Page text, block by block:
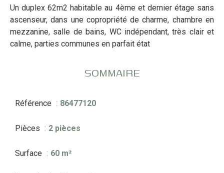
Un duplex 62m2 habitable au 4ème et dernier étage sans
ascenseur, dans une copropriété de charme, chambre en
mezzanine, salle de bains, WC indépendant, très clair et
calme, parties communes en parfait état
SOMMAIRE
Référence 86477120
Pièces 2 pièces
Surface 60 m²